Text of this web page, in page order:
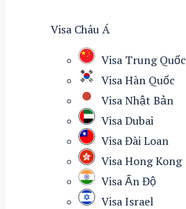
Visa Châu Á
Visa Trung Quốc
Visa Hàn Quốc
Visa Nhật Bản
Visa Dubai
Visa Đài Loan
Visa Hong Kong
Visa Ấn Độ
Visa Israel